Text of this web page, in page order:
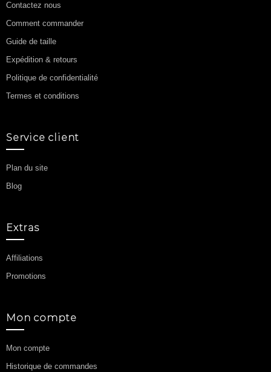
Contactez nous
Comment commander
Guide de taille
Expédition & retours
Politique de confidentialité
Termes et conditions
Service client
Plan du site
Blog
Extras
Affiliations
Promotions
Mon compte
Mon compte
Historique de commandes